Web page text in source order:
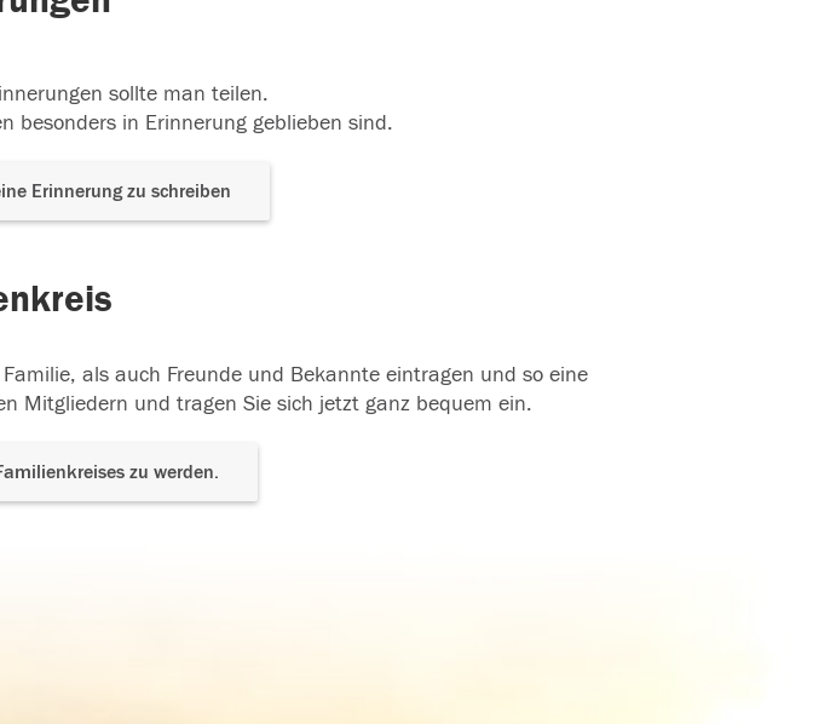
sollte man teilen.
besonders in Erinnerung geblieben sind.
Erinnerung zu schreiben
als auch Freunde und Bekannte eintragen und so eine
Mitgliedern und tragen Sie sich jetzt ganz bequem ein.
zu werden.